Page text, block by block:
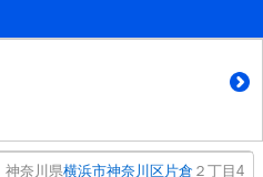
神奈川県横浜市神奈川区片倉 ２丁目4